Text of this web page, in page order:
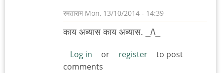
रमतारामMon, 13/10/2014 - 14:39
काय अब्यास काय अब्यास. _/\_
Log in or register
to post
comments